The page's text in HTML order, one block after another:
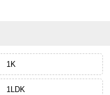
1K
1LDK